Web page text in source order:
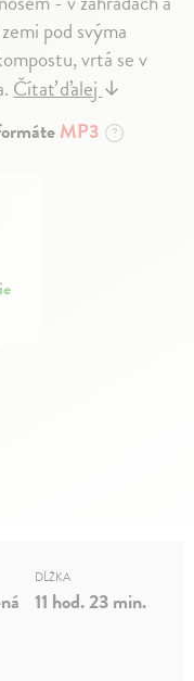
pod svýma
vrtá se v
Čítať ďalej↓
MP3 ?
DĹŽKA
11 hod. 23 min.